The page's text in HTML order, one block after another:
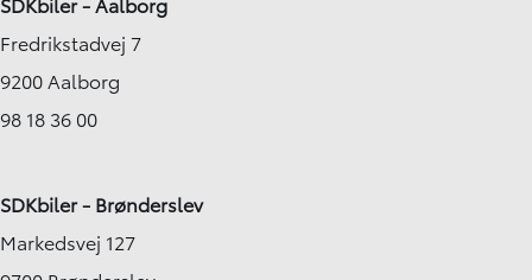
Fredrikstadvej 7
9200 Aalborg
98 18 36 00
SDKbiler - Brønderslev
Markedsvej 127